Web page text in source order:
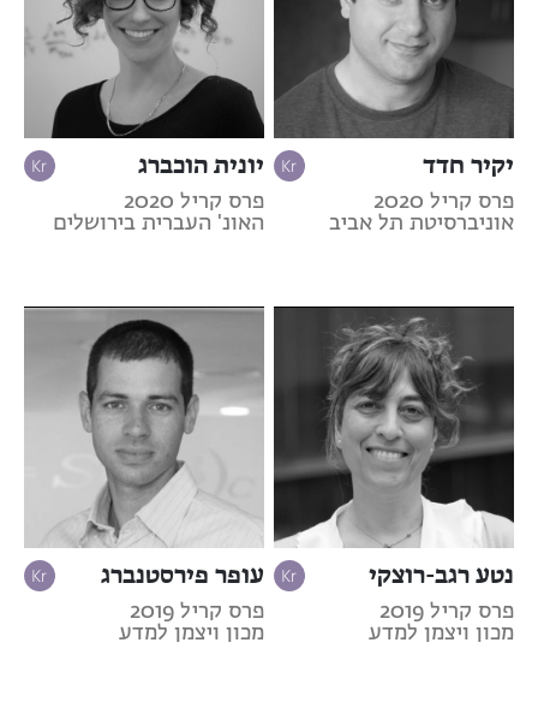
יקיר חדד
פרס קריל 2020
אוניברסיטת תל אביב
יונית הוכברג
פרס קריל 2020
האונ' העברית בירושלים
נטע רגב-רוצקי
פרס קריל 2019
מכון ויצמן למדע
עופר פירסטנברג
פרס קריל 2019
מכון ויצמן למדע